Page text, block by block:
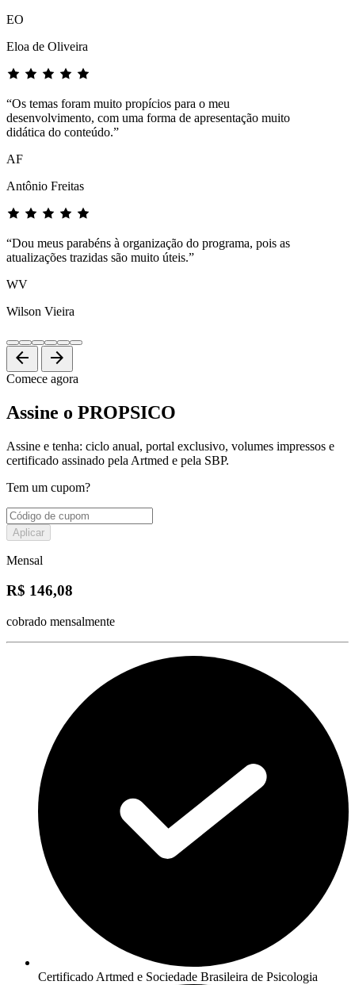
EO
Eloa de Oliveira
“Os temas foram muito propícios para o meu
desenvolvimento, com uma forma de apresentação muito
didática do conteúdo.”
AF
Antônio Freitas
“Dou meus parabéns à organização do programa, pois as
atualizações trazidas são muito úteis.”
WV
Wilson Vieira
arrow_back arrow_forward
Comece agora
Assine o PROPSICO
Assine e tenha: ciclo anual, portal exclusivo, volumes impressos e
certificado assinado pela Artmed e pela SBP.
Tem um cupom?
Aplicar
Mensal
R$ 146,08
cobrado mensalmente
Certificado Artmed e Sociedade Brasileira de Psicologia